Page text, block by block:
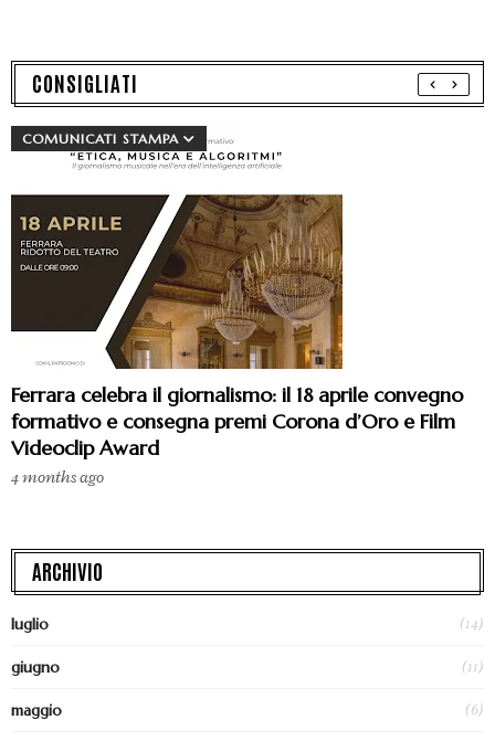
CONSIGLIATI
COMUNICATI STAMPA
Ferrara celebra il giornalismo: il 18 aprile convegno
formativo e consegna premi Corona d’Oro e Film
Videoclip Award
4 months ago
ARCHIVIO
luglio (14)
giugno (11)
maggio (6)